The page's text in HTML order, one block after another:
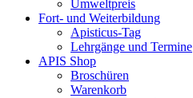
Umweltpreis
Fort- und Weiterbildung
Apisticus-Tag
Lehrgänge und Termine
APIS Shop
Broschüren
Warenkorb